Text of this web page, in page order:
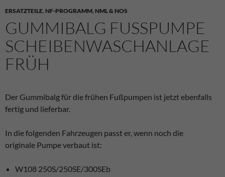
ERSATZTEILE, NF-PROGRAMM, NML & NOS
GUMMIBALG FUSSPUMPE S
CHEIBENWASCHANLAGE F
RÜH
Der Gummibalg für die frühen Fußpumpen ist jetzt ebenfalls
fertig und lieferbar.
In die folgenden Fahrzeugen passt er, wenn noch die
originale Pumpe verbaut ist:
W108 250S/250SE/300SEb